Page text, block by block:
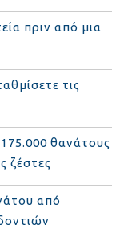
πριν από μια
τις
θανάτους
ζέστες
από